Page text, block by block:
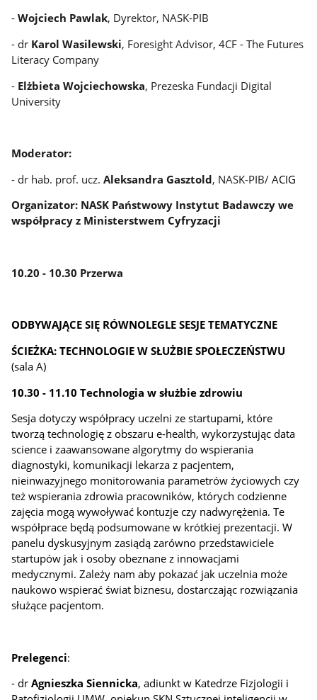
-Wojciech Pawlak, Dyrektor, NASK-PIB
- dr Karol Wasilewski, Foresight Advisor, 4CF - The Futures
Literacy Company
- Elżbieta Wojciechowska, Prezeska Fundacji Digital
University
Moderator:
- dr hab. prof. ucz.Aleksandra Gasztold, NASK-PIB/ ACIG
Organizator: NASK Państwowy Instytut Badawczy we
współpracy z Ministerstwem Cyfryzacji
10.20 - 10.30 Przerwa
ODBYWAJĄCE SIĘ RÓWNOLEGLE SESJE TEMATYCZNE
ŚCIEŻKA: TECHNOLOGIE W SŁUŻBIE SPOŁECZEŃSTWU
(sala A)
10.30 - 11.10 Technologia w służbie zdrowiu
Sesja dotyczy współpracy uczelni ze startupami, które
tworzą technologię z obszaru e-health, wykorzystując data
science i zaawansowane algorytmy do wspierania
diagnostyki, komunikacji lekarza z pacjentem,
nieinwazyjnego monitorowania parametrów życiowych czy
też wspierania zdrowia pracowników, których codzienne
zajęcia mogą wywoływać kontuzje czy nadwyrężenia. Te
współprace będą podsumowane w krótkiej prezentacji. W
panelu dyskusyjnym zasiądą zarówno przedstawiciele
startupów jak i osoby obeznane z innowacjami
medycznymi. Zależy nam aby pokazać jak uczelnia może
naukowo wspierać świat biznesu, dostarczając rozwiązania
służące pacjentom.
Prelegenci:
- drAgnieszka Siennicka, adiunkt w Katedrze Fizjologii i